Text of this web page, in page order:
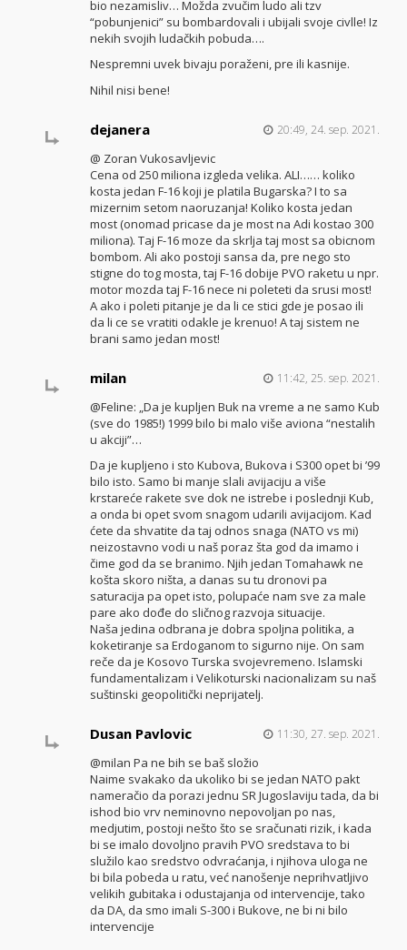
bio nezamisliv… Možda zvučim ludo ali tzv
“pobunjenici” su bombardovali i ubijali svoje civlle! Iz
nekih svojih ludačkih pobuda….
Nespremni uvek bivaju poraženi, pre ili kasnije.
Nihil nisi bene!
dejanera 20:49, 24. sep. 2021.
@ Zoran Vukosavljevic
Cena od 250 miliona izgleda velika. ALI…… koliko
kosta jedan F-16 koji je platila Bugarska? I to sa
mizernim setom naoruzanja! Koliko kosta jedan
most (onomad pricase da je most na Adi kostao 300
miliona). Taj F-16 moze da skrlja taj most sa obicnom
bombom. Ali ako postoji sansa da, pre nego sto
stigne do tog mosta, taj F-16 dobije PVO raketu u npr.
motor mozda taj F-16 nece ni poleteti da srusi most!
A ako i poleti pitanje je da li ce stici gde je posao ili
da li ce se vratiti odakle je krenuo! A taj sistem ne
brani samo jedan most!
milan 11:42, 25. sep. 2021.
@Feline: „Da je kupljen Buk na vreme a ne samo Kub
(sve do 1985!) 1999 bilo bi malo više aviona “nestalih
u akciji”…
Da je kupljeno i sto Kubova, Bukova i S300 opet bi ’99
bilo isto. Samo bi manje slali avijaciju a više
krstareće rakete sve dok ne istrebe i poslednji Kub,
a onda bi opet svom snagom udarili avijacijom. Kad
ćete da shvatite da taj odnos snaga (NATO vs mi)
neizostavno vodi u naš poraz šta god da imamo i
čime god da se branimo. Njih jedan Tomahawk ne
košta skoro ništa, a danas su tu dronovi pa
saturacija pa opet isto, polupaće nam sve za male
pare ako dođe do sličnog razvoja situacije.
Naša jedina odbrana je dobra spoljna politika, a
koketiranje sa Erdoganom to sigurno nije. On sam
reče da je Kosovo Turska svojevremeno. Islamski
fundamentalizam i Velikoturski nacionalizam su naš
suštinski geopolitički neprijatelj.
Dusan Pavlovic 11:30, 27. sep. 2021.
@milan Pa ne bih se baš složio
Naime svakako da ukoliko bi se jedan NATO pakt
nameračio da porazi jednu SR Jugoslaviju tada, da bi
ishod bio vrv neminovno nepovoljan po nas,
medjutim, postoji nešto što se sračunati rizik, i kada
bi se imalo dovoljno pravih PVO sredstava to bi
služilo kao sredstvo odvraćanja, i njihova uloga ne
bi bila pobeda u ratu, već nanošenje neprihvatljivo
velikih gubitaka i odustajanja od intervencije, tako
da DA, da smo imali S-300 i Bukove, ne bi ni bilo
intervencije